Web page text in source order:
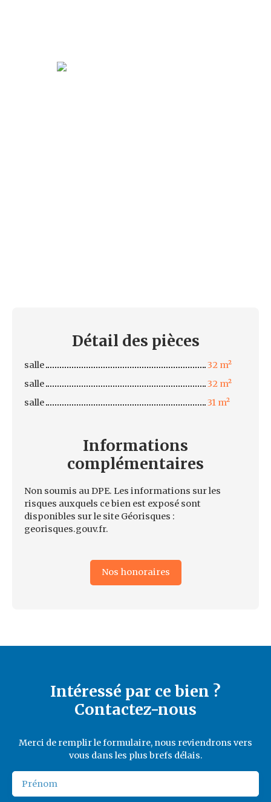
Détail des pièces
salle
32 m²
salle
32 m²
salle
31 m²
Informations
complémentaires
Non soumis au DPE. Les informations sur les
risques auxquels ce bien est exposé sont
disponibles sur le site Géorisques :
georisques.gouv.fr.
Nos honoraires
Intéressé par ce bien ?
Contactez-nous
Merci de remplir le formulaire, nous reviendrons vers
vous dans les plus brefs délais.
Prénom